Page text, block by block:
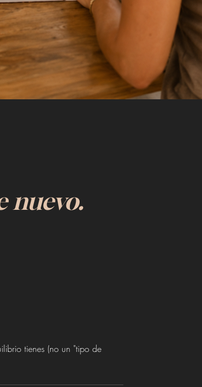
nuevo.
tienes (no un "tipo de